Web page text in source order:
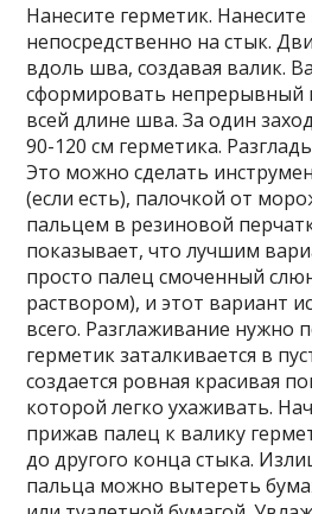
Нанесите герметик. Нанесите
непосредственно на стык.
вдоль шва, создавая валик.
сформировать непрерывный
всей длине шва. За один
90-120 см герметика.
Это можно сделать
(если есть), палочкой от
пальцем в резиновой
показывает, что лучшим
просто палец смоченный
раствором), и этот вариант
всего. Разглаживание нужно
герметик заталкивается в
создается ровная красивая
которой легко ухаживать.
прижав палец к валику
до другого конца стыка.
пальца можно вытереть